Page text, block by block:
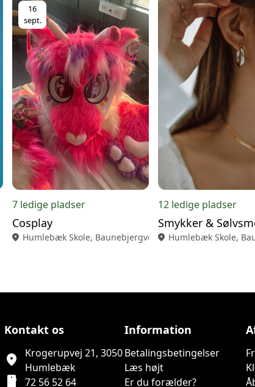
16
sept.
7 ledige pladser
Cosplay
location_on Humlebæk Skole, Baunebjergvej Udskoling
12 ledige pladser
location_on Humlebæk Skole,
Kontakt os
location_on
Krogerupvej 21, 3050
Humlebæk
smartphone 72 56 52 64
Information
Betalingsbetingelser
Læs højt
Er du forælder?